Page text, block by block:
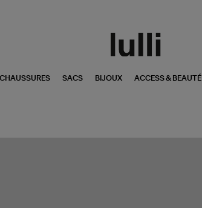
CHAUSSURES SACS BIJOUX ACCESS & BEAUTÉ